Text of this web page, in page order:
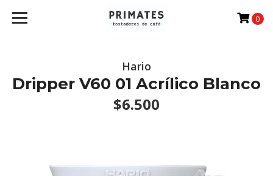
0
Hario
Dripper V60 01 Acrílico Blanco
$6.500